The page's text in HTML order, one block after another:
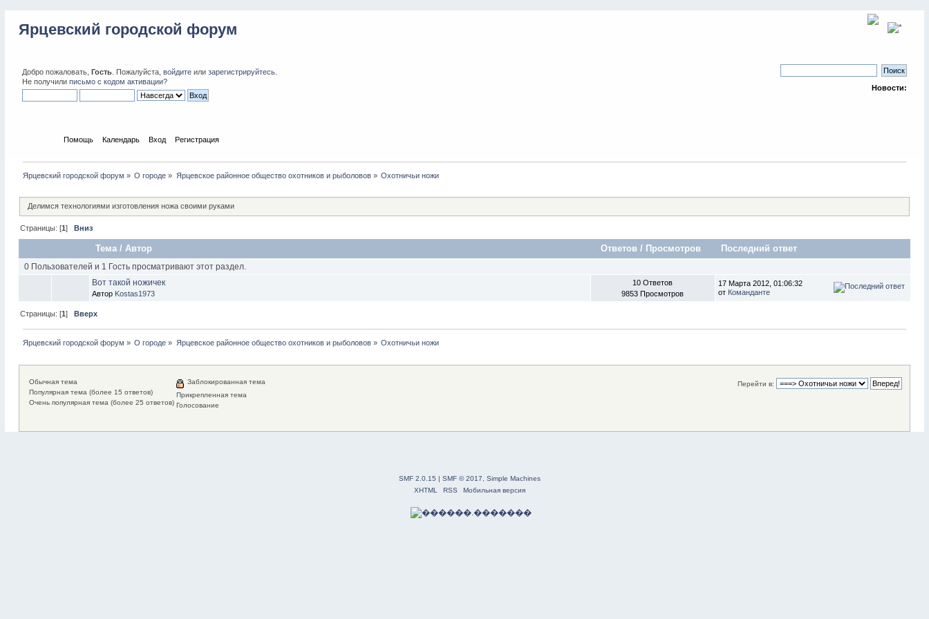
Ярцевский городской форум
Добро пожаловать, Гость. Пожалуйста, войдитеили зарегистрируйтесь.
Не получили письмо с кодом активации?
Новости:
Помощь Календарь Вход Регистрация
Ярцевский городской форум » О городе » Ярцевское районное общество охотников и рыболовов» Охотничьи ножи
Делимся технологиями изготовления ножа своими руками
Страницы: [1] Вниз
Тема/ Автор Ответов / Просмотров Последний ответ
0 Пользователей и 1 Гость просматривают этот раздел.
Вот такой ножичек
Автор Kostas1973
10 Ответов
9853 Просмотров
17 Марта 2012, 01:06:32
от Команданте
Страницы: [1] Вверх
Ярцевский городской форум » О городе » Ярцевское районное общество охотников и рыболовов» Охотничьи ножи
Перейти в:
Обычная тема
Популярная тема (более 15 ответов)
Очень популярная тема (более 25 ответов)
Заблокированная тема
Прикрепленная тема
Голосование
SMF 2.0.15 | SMF © 2017
Simple Machines
XHTML
RSS Мобильная версия